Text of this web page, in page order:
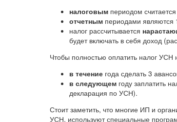
налоговым периодом
отчетным периодами являются
налог рассчитывается
будет включать в себя доход
Чтобы полностью оплатить налог УСН
в течение года сделать 3
в следующем году заплатить
декларация по УСН).
Стоит заметить, что многие ИП и
УСН, используют специальные